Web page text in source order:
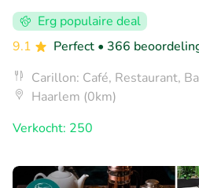
Erg populaire deal
9.1
Perfect • 366
Carillon: Café, Restaurant,
Haarlem (0km)
Verkocht: 250